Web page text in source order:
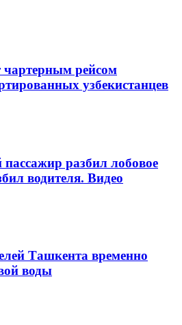
рейсом
узбекистанцев
разбил лобовое
водителя. Видео
Ташкента временно
воды